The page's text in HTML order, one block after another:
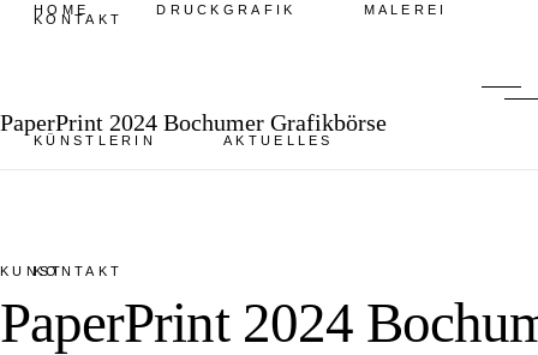
HOME DRUCKGRAFIK MALEREI
KÜNSTLERIN AKTUELLES
KONTAKT
KONTAKT
PaperPrint 2024 Bochumer Grafikbörse
KUNST
PaperPrint 2024